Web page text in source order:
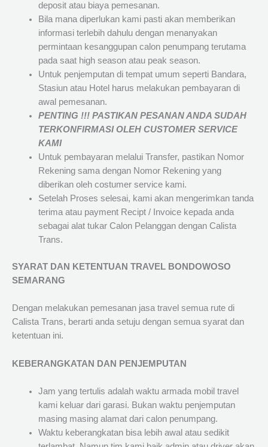
deposit atau biaya pemesanan.
Bila mana diperlukan kami pasti akan memberikan
informasi terlebih dahulu dengan menanyakan
permintaan kesanggupan calon penumpang terutama
pada saat high season atau peak season.
Untuk penjemputan di tempat umum seperti Bandara,
Stasiun atau Hotel harus melakukan pembayaran di
awal pemesanan.
PENTING !!! PASTIKAN PESANAN ANDA SUDAH
TERKONFIRMASI OLEH CUSTOMER SERVICE
KAMI
Untuk pembayaran melalui Transfer, pastikan Nomor
Rekening sama dengan Nomor Rekening yang
diberikan oleh costumer service kami.
Setelah Proses selesai, kami akan mengerimkan tanda
terima atau payment Recipt / Invoice kepada anda
sebagai alat tukar Calon Pelanggan dengan Calista
Trans.
SYARAT DAN KETENTUAN TRAVEL BONDOWOSO
SEMARANG
Dengan melakukan pemesanan jasa travel semua rute di
Calista Trans, berarti anda setuju dengan semua syarat dan
ketentuan ini.
KEBERANGKATAN DAN PENJEMPUTAN
Jam yang tertulis adalah waktu armada mobil travel
kami keluar dari garasi. Bukan waktu penjemputan
masing masing alamat dari calon penumpang.
Waktu keberangkatan bisa lebih awal atau sedikit